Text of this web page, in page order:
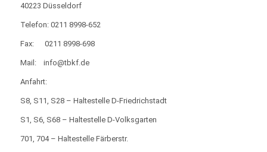
40223 Düsseldorf
Telefon: 0211 8998-652
Fax: 0211 8998-698
Mail: info@tbkf.de
Anfahrt:
S8, S11, S28 – Haltestelle D-Friedrichstadt
S1, S6, S68 – Haltestelle D-Volksgarten
701, 704 – Haltestelle Färberstr.